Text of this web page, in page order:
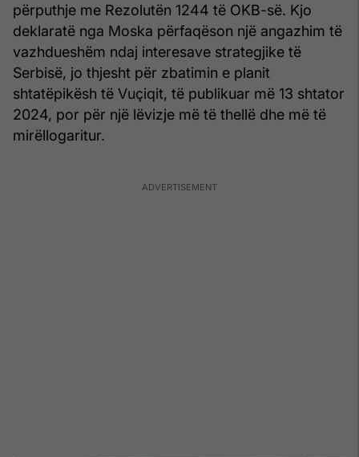
përputhje me Rezolutën 1244 të OKB-së. Kjo
deklaratë nga Moska përfaqëson një angazhim të
vazhdueshëm ndaj interesave strategjike të
Serbisë, jo thjesht për zbatimin e planit
shtatëpikësh të Vuçiqit, të publikuar më 13 shtator
2024, por për një lëvizje më të thellë dhe më të
mirëllogaritur.